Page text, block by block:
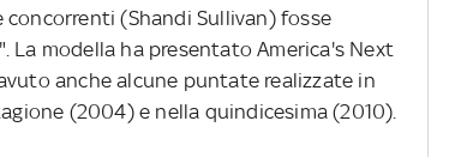
(Shandi Sullivan) fosse
modella ha presentato America's Next
anche alcune puntate realizzate in
(2004) e nella quindicesima (2010).